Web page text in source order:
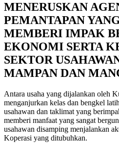
MENERUSKAN
PEMANTAPAN
MEMBERI IMPAK
EKONOMI SERTA
SEKTOR
MAMPAN DAN
Antara usaha yang dijalankan oleh
menganjurkan kelas dan bengkel
usahawan dan taklimat yang
memberi manfaat yang sangat
usahawan disamping menjalankan
Koperasi yang ditubuhkan.